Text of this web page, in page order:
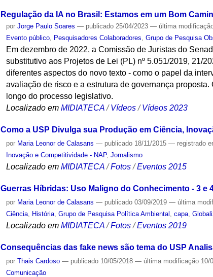
Regulação da IA no Brasil: Estamos em um Bom
porJorge Paulo Soares — publicado 25/04/2023— última
Evento público, Pesquisadores Colaboradores,Grupo de Pesquisa
Em dezembro de 2022, a Comissão de Juristas do
substitutivo aos Projetos de Lei (PL) nº 5.051/2019, 21/
diferentes aspectos do novo texto - como o papel da
avaliação de risco e a estrutura de governança
longo do processo legislativo.
Localizado em MIDIATECA /Vídeos /Vídeos 2023
Como a USP Divulga sua Produção em Ciência,
por Maria Leonor de Calasans — publicado 18/11/2015— registrado
Inovação e Competitividade - NAP,Jornalismo
Localizado em MIDIATECA /Fotos /Eventos 2015
Guerras Híbridas: Uso Maligno do Conhecimento - 3 e
por Maria Leonor de Calasans — publicado 03/09/2019— última
Ciência
História ,Grupo de Pesquisa Política Ambiental ,capa ,
Localizado em MIDIATECA /Fotos /Eventos 2019
Consequências das fake news são tema do USP
porThais Cardoso — publicado 10/05/2018— última modificação 10/
Comunicação